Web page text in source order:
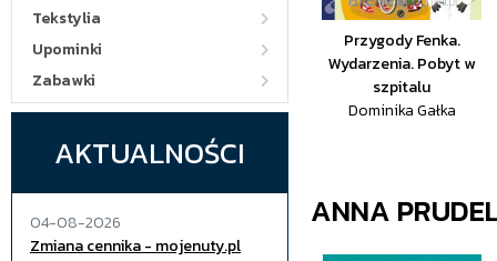
Tekstylia
Upominki
Zabawki
AKTUALNOŚCI
04-08-2026
Zmiana cennika - mojenuty.pl
Przygody Fenka.
Wydarzenia. Pobyt w
szpitalu
Dominika Gałka
ANNA